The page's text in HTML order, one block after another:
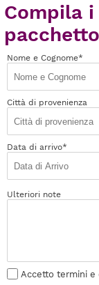
Compila
pacchetto
Nome e Cognome*
Città di provenienza
Data di arrivo*
Ulteriori note
Accetto termini e